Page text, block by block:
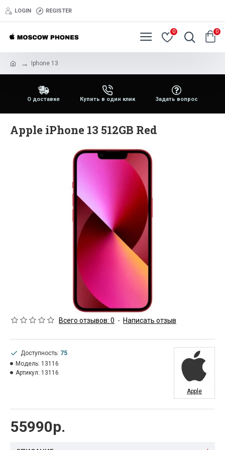
LOGIN REGISTER
0 0
Iphone 13
О доставке Купить в один клик Задать вопрос
Apple iPhone 13 512GB Red
Всего отзывов: 0 - Написать отзыв
55990р.
Доступность: 75
Модель: 13116
Артикул: 13116
Apple